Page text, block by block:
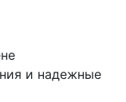
и надежные